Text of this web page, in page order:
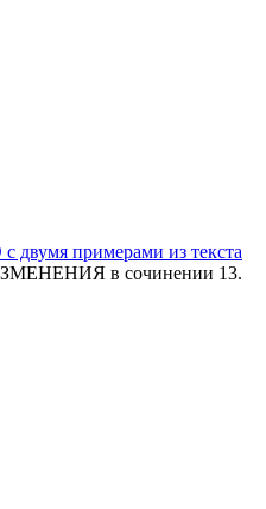
двумя примерами из текста
в сочинении 13.